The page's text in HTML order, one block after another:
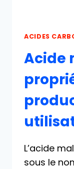
ACIDES
Acide
L’acide
sous le